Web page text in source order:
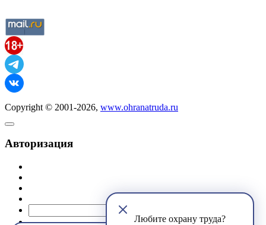
Любите охрану труда?
Copyright © 2001-2026, www.ohranatruda.ru
Авторизация